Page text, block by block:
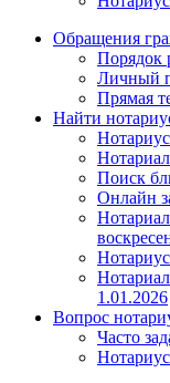
Обращения
Порядок
Личный
Прямая
Найти
Поиск
Онлайн
1.01.2026
Вопрос
Часто